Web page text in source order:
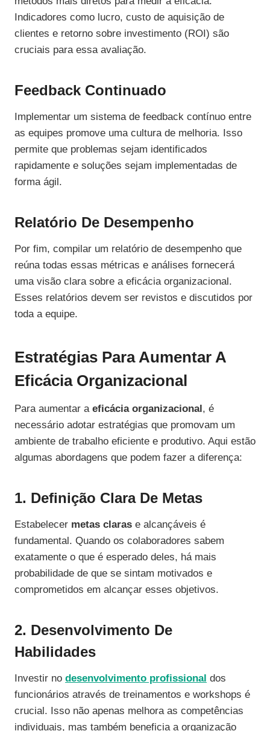
Indicadores como lucro, custo de aquisição de
clientes e retorno sobre investimento (ROI) são
cruciais para essa avaliação.
Feedback Continuado
Implementar um sistema de feedback contínuo entre
as equipes promove uma cultura de melhoria. Isso
permite que problemas sejam identificados
rapidamente e soluções sejam implementadas de
forma ágil.
Relatório De Desempenho
Por fim, compilar um relatório de desempenho que
reúna todas essas métricas e análises fornecerá
uma visão clara sobre a eficácia organizacional.
Esses relatórios devem ser revistos e discutidos por
toda a equipe.
Estratégias Para Aumentar A
Eficácia Organizacional
Para aumentar a eficácia organizacional , é
necessário adotar estratégias que promovam um
ambiente de trabalho eficiente e produtivo. Aqui estão
algumas abordagens que podem fazer a diferença:
1. Definição Clara De Metas
Estabelecer metas claras e alcançáveis é
fundamental. Quando os colaboradores sabem
exatamente o que é esperado deles, há mais
probabilidade de que se sintam motivados e
comprometidos em alcançar esses objetivos.
2. Desenvolvimento De
Habilidades
Investir no desenvolvimento profissional dos
funcionários através de treinamentos e workshops é
crucial. Isso não apenas melhora as competências
individuais, mas também beneficia a organização